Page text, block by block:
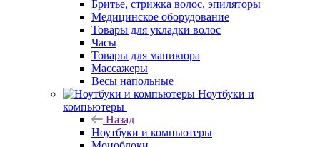
Бритье, стрижка волос, эпиляторы
Медицинское оборудование
Товары для укладки волос
Часы
Товары для маникюра
Массажеры
Весы напольные
Ноутбуки и
компьютеры
Назад
Ноутбуки и компьютеры